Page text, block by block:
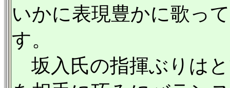
いかに表現豊かに歌っ
す。
坂入氏の指揮ぶりは